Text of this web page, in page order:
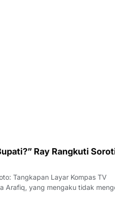
Ray Rangkuti
Tangkapan Layar Kompas TV
Arafiq, yang mengaku tidak
politik. Salah satu kritik datang